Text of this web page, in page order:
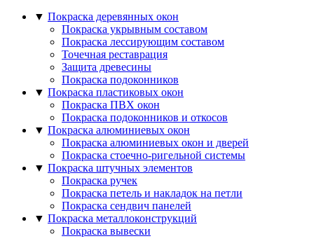
▼ Покраска деревянных окон
Покраска укрывным составом
Покраска лессирующим составом
Точечная реставрация
Защита древесины
Покраска подоконников
▼ Покраска пластиковых окон
Покраска ПВХ окон
Покраска подоконников и откосов
▼ Покраска алюминиевых окон
Покраска алюминиевых окон и дверей
Покраска стоечно-ригельной системы
▼ Покраска штучных элементов
Покраска ручек
Покраска петель и накладок на петли
Покраска сендвич панелей
▼ Покраска металлоконструкций
Покраска вывески